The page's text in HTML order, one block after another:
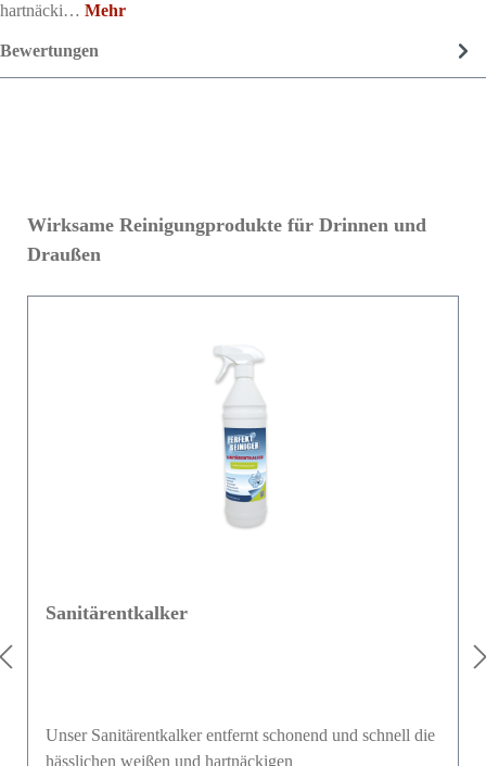
hartnäcki… Mehr
Bewertungen
Produktgalerie überspringen
Wirksame Reinigungprodukte für Drinnen und
Draußen
Sanitärentkalker
Unser Sanitärentkalker entfernt schonend und schnell die
hässlichen weißen und hartnäckigen